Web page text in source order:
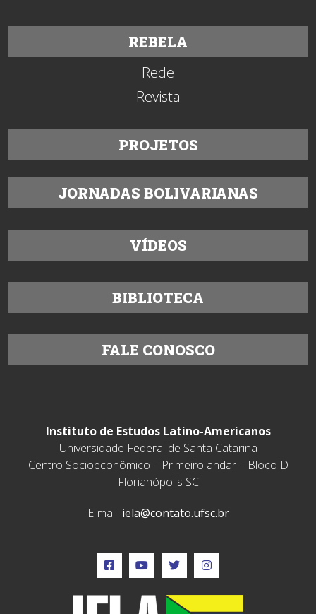
REBELA
Rede
Revista
PROJETOS
JORNADAS BOLIVARIANAS
VÍDEOS
BIBLIOTECA
FALE CONOSCO
Instituto de Estudos Latino-Americanos
Universidade Federal de Santa Catarina
Centro Socioeconômico – Primeiro andar – Bloco D
Florianópolis SC
E-mail: iela@contato.ufsc.br